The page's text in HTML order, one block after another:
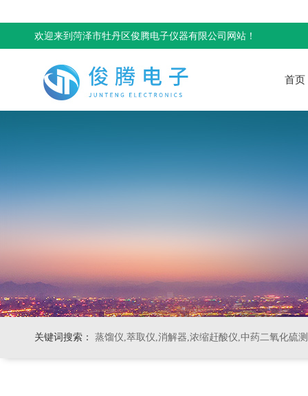
欢迎来到菏泽市牡丹区俊腾电子仪器有限公司网站！
首页
关键词搜索： 蒸馏仪,萃取仪,消解器,浓缩赶酸仪,中药二氧化硫